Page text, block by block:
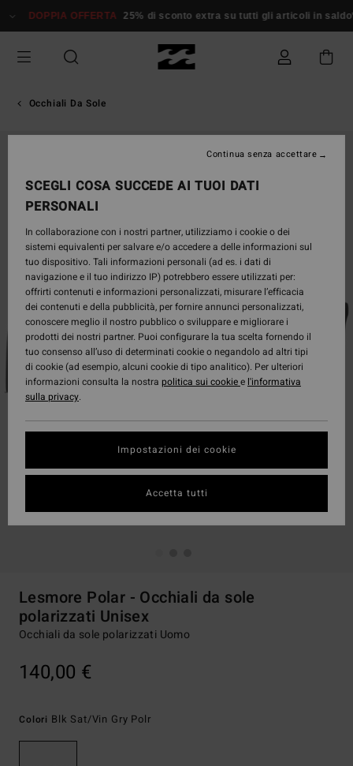
alle
prodotto
DOPPIA OFFERTA 25% di sconto extra su tutti gli articoli in saldo*
Occhiali Da Sole
Lesmore Polar - Occhiali da sole
polarizzati Unisex
Occhiali da sole polarizzati Uomo
140,00 €
Colori Blk Sat/vin Gry Polr
SCEGLI COSA SUCCEDE AI TUOI DATI
PERSONALI
In collaborazione con i nostri partner, utilizziamo i cookie o dei
sistemi equivalenti per salvare e/o accedere a delle informazioni sul
tuo dispositivo. Tali informazioni personali (ad es. i dati di
navigazione e il tuo indirizzo IP) potrebbero essere utilizzati per:
offrirti contenuti e informazioni personalizzati, misurare l’efficacia
dei contenuti e della pubblicità, per fornire annunci personalizzati,
conoscere meglio il nostro pubblico o sviluppare e migliorare i
prodotti dei nostri partner. Puoi configurare la tua scelta fornendo il
tuo consenso all’uso di determinati cookie o negandolo ad altri tipi
di cookie (ad esempio, alcuni cookie di tipo analitico). Per ulteriori
informazioni consulta la nostra politica sui cookiee l'informativa
sulla privacy.
Impostazioni dei cookie
Continua senza accettare
Accetta tutti